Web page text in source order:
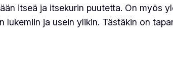
itseä ja itsekurin puutetta. On myös
lukemiin ja usein ylikin. Tästäkin on